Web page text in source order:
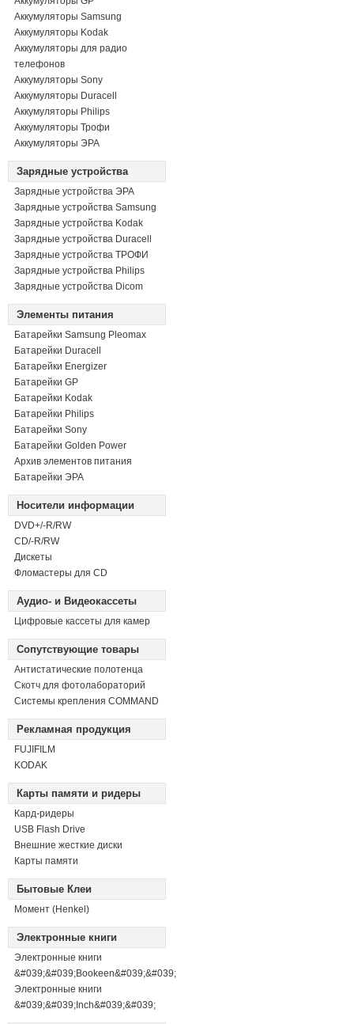
Аккумуляторы Samsung
Аккумуляторы Kodak
Аккумуляторы для радио
телефонов
Аккумуляторы Sony
Аккумуляторы Duracell
Аккумуляторы Philips
Аккумуляторы Трофи
Аккумуляторы ЭРА
Зарядные устройства
Зарядные устройства ЭРА
Зарядные устройства Samsung
Зарядные устройства Kodak
Зарядные устройства Duracell
Зарядные устройства ТРОФИ
Зарядные устройства Philips
Зарядные устройства Dicom
Элементы питания
Батарейки Samsung Pleomax
Батарейки Duracell
Батарейки Energizer
Батарейки GP
Батарейки Kodak
Батарейки Philips
Батарейки Sony
Батарейки Golden Power
Архив элементов питания
Батарейки ЭРА
Носители информации
DVD+/-R/RW
СD/-R/RW
Дискеты
Фломастеры для CD
Аудио- и Видеокассеты
Цифровые кассеты для камер
Сопутствующие товары
Антистатические полотенца
Скотч для фотолабораторий
Системы крепления COMMAND
Рекламная продукция
FUJIFILM
KODAK
Карты памяти и ридеры
Кард-ридеры
USB Flash Drive
Внешние жесткие диски
Карты памяти
Бытовые Клеи
Момент (Henkel)
Электронные книги
Электронные книги
&#039;&#039;Bookeen&#039;&#039;
Электронные книги
&#039;&#039;Inch&#039;&#039;